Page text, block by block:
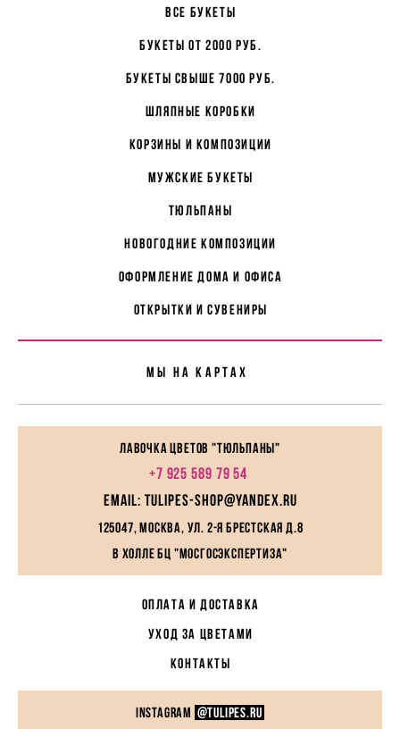
все букеты
букеты от 2000 руб.
букеты свыше 7000 руб.
Шляпные коробки
корзины и композиции
мужские букеты
Тюльпаны
Новогодние композиции
Оформление дома и офиса
Открытки и сувениры
Мы На картах
Лавочка цветов "Тюльпаны"
+7 925 589 79 54
EMAIL: tulipes-shop@yandex.ru
125047, Москва, ул. 2-я Брестская д.8
в холле БЦ "МосГосЭкспертиза"
ОПЛАТА И ДОСТАВКА
УХОД ЗА ЦВЕТАМИ
КОНТАКТЫ
instagram @TULIPES.RU